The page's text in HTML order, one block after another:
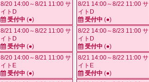
8/20 14:00～8/21 11:00 サ
イトD
受付中 (●)
8/21 14:00～8/22 11:00 サ
イトD
受付中 (●)
8/20 14:00～8/21 11:00 サ
イトE
受付中 (●)
8/21 14:00～8/22 11:00 サ
イトD
受付中 (●)
8/22 14:00～8/23 11:00 サ
イトD
受付中 (●)
8/21 14:00～8/22 11:00 サ
イトE
受付中 (●)